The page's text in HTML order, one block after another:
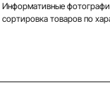
Информативные
сортировка товаров по